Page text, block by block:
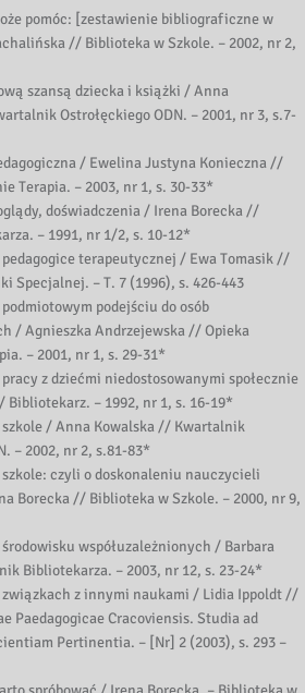
pomóc: [zestawienie bibliograficzne w
// Biblioteka w Szkole. – 2002, nr 2,
szansą dziecka i książki / Anna
Ostrołęckiego ODN. – 2001, nr 3, s.7-
/ Ewelina Justyna Konieczna //
Terapia. – 2003, nr 1, s. 30-33*
doświadczenia / Irena Borecka //
– 1991, nr 1/2, s. 10-12*
pedagogice terapeutycznej / Ewa Tomasik //
Specjalnej. – T. 7 (1996), s. 426-443
podmiotowym podejściu do osób
/ Agnieszka Andrzejewska // Opieka
– 2001, nr 1, s. 29-31*
pracy z dziećmi niedostosowanymi społecznie
– 1992, nr 1, s. 16-19*
szkole / Anna Kowalska // Kwartalnik
– 2002, nr 2, s.81-83*
szkole: czyli o doskonaleniu nauczycieli
Borecka // Biblioteka w Szkole. – 2000, nr 9,
środowisku współuzależnionych / Barbara
Bibliotekarza. – 2003, nr 12, s. 23-24*
związkach z innymi naukami / Lidia Ippoldt //
Paedagogicae Cracoviensis. Studia ad
Pertinentia. – [Nr] 2 (2003), s. 293 –